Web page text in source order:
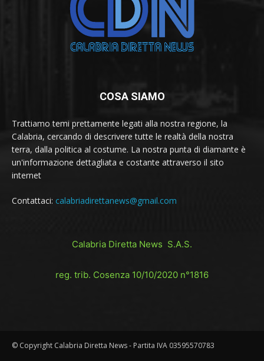
COSA SIAMO
Trattiamo temi prettamente legati alla nostra regione, la
Calabria, cercando di descrivere tutte le realtà della nostra
terra, dalla politica al costume. La nostra punta di diamante è
un'informazione dettagliata e costante attraverso il sito
internet
Contattaci: calabriadirettanews@gmail.com
Calabria Diretta News S.A.S.
reg. trib. Cosenza 10/10/2020 n°1816
© Copyright Calabria Diretta News - Partita IVA 03595570783